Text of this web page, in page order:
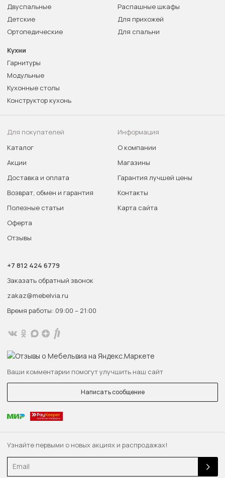
Узнайте первыми о новых акциях и распродажах!
Email
Двуспальные
Детские
Ортопедические
Распашные шкафы
Для прихожей
Для спальни
Кухни
Гарнитуры
Модульные
Кухонные столы
Конструктор кухонь
Для покупателей
Каталог
Акции
Доставка и оплата
Возврат, обмен и гарантия
Полезные статьи
Оферта
Отзывы
Информация
О компании
Магазины
Гарантия лучшей цены
Контакты
Карта сайта
+7 812 424 6779
Заказать обратный звонок
zakaz@mebelvia.ru
Время работы: 09:00 – 21:00
Ваши комментарии помогут улучшить наш сайт
Написать сообщение